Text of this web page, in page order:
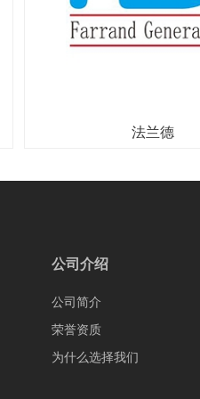
法兰德
公司介绍
公司简介
荣誉资质
为什么选择我们